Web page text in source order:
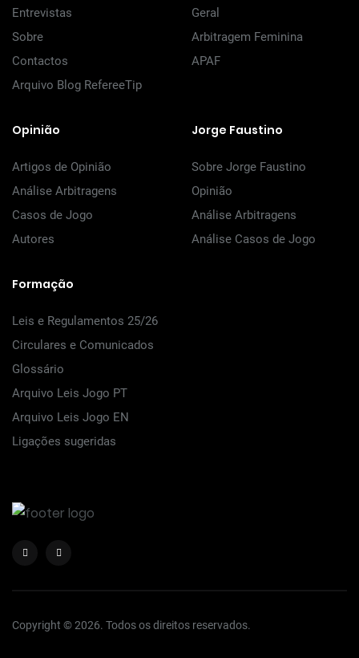
Entrevistas
Sobre
Contactos
Arquivo Blog RefereeTip
Geral
Arbitragem Feminina
APAF
Opinião
Artigos de Opinião
Análise Arbitragens
Casos de Jogo
Autores
Jorge Faustino
Sobre Jorge Faustino
Opinião
Análise Arbitragens
Análise Casos de Jogo
Formação
Leis e Regulamentos 25/26
Circulares e Comunicados
Glossário
Arquivo Leis Jogo PT
Arquivo Leis Jogo EN
Ligações sugeridas
Copyright © 2026. Todos os direitos reservados.